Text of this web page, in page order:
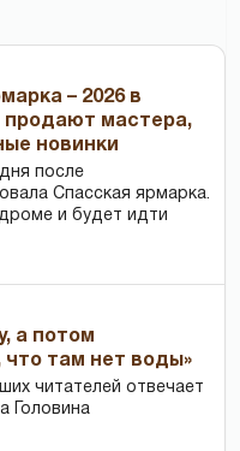
– 2026 в
продают мастера,
новинки
после
Спасская ярмарка.
и будет идти
а потом
что там нет воды»
читателей отвечает
Головина